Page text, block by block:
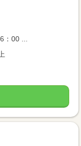
：00 ...